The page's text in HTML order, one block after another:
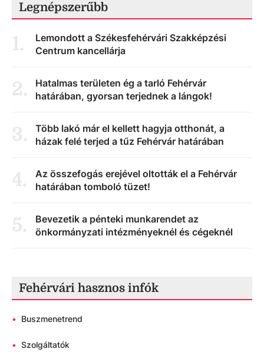
Legnépszerűbb
1.
Lemondott a Székesfehérvári Szakképzési
Centrum kancellárja
2.
Hatalmas területen ég a tarló Fehérvár
határában, gyorsan terjednek a lángok!
3.
Több lakó már el kellett hagyja otthonát, a
házak felé terjed a tűz Fehérvár határában
4.
Az összefogás erejével oltották el a Fehérvár
határában tomboló tüzet!
5.
Bevezetik a pénteki munkarendet az
önkormányzati intézményeknél és cégeknél
Fehérvári hasznos infók
• Buszmenetrend
• Szolgáltatók